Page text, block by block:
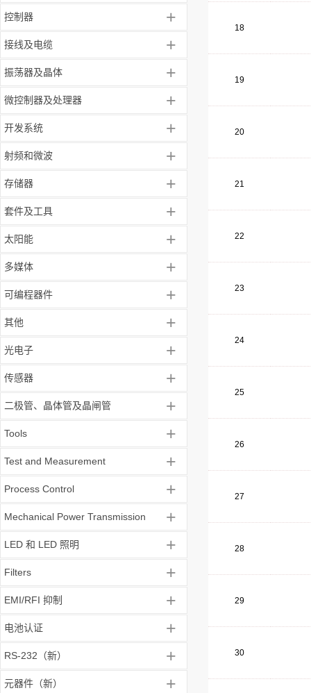
控制器 +
接线及电缆 +
振荡器及晶体 +
微控制器及处理器 +
开发系统 +
射频和微波 +
存储器 +
套件及工具 +
太阳能 +
多媒体 +
可编程器件 +
其他 +
光电子 +
传感器 +
二极管、晶体管及晶闸管 +
Tools +
Test and Measurement +
Process Control +
Mechanical Power Transmission +
LED 和 LED 照明 +
Filters +
EMI/RFI 抑制 +
电池认证 +
RS-232（新） +
元器件（新） +
18
19
20
21
22
23
24
25
26
27
28
29
30